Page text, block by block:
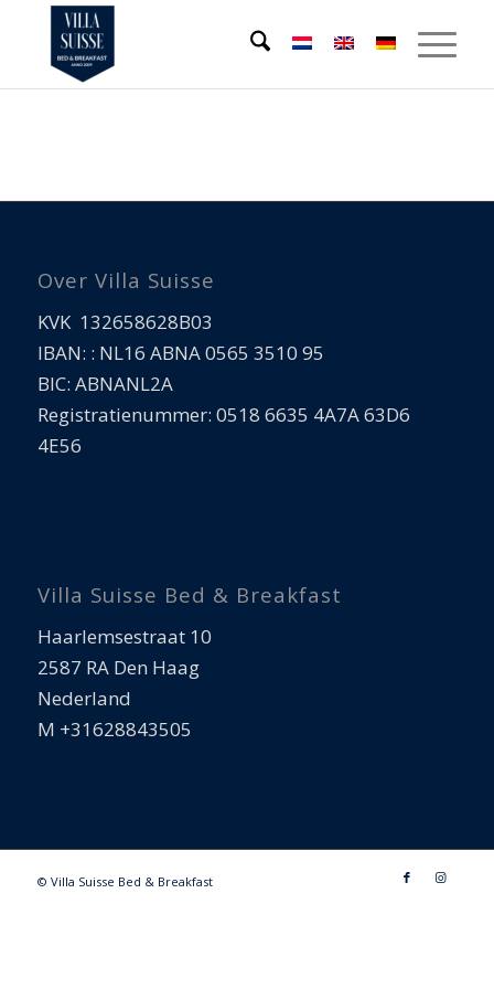
Over Villa Suisse
KVK 132658628B03
IBAN: : NL16 ABNA 0565 3510 95
BIC: ABNANL2A
Registratienummer: 0518 6635 4A7A 63D6
4E56
Villa Suisse Bed & Breakfast
Haarlemsestraat 10
2587 RA Den Haag
Nederland
M +31628843505
© Villa Suisse Bed & Breakfast